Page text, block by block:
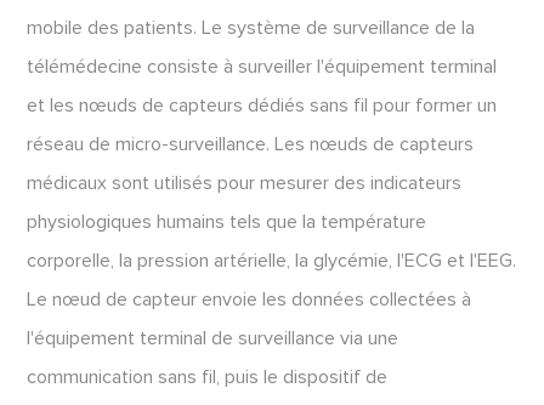
mobile des patients. Le système de surveillance de la
télémédecine consiste à surveiller l'équipement terminal
et les nœuds de capteurs dédiés sans fil pour former un
réseau de micro-surveillance. Les nœuds de capteurs
médicaux sont utilisés pour mesurer des indicateurs
physiologiques humains tels que la température
corporelle, la pression artérielle, la glycémie, l'ECG et l'EEG.
Le nœud de capteur envoie les données collectées à
l'équipement terminal de surveillance via une
communication sans fil, puis le dispositif de